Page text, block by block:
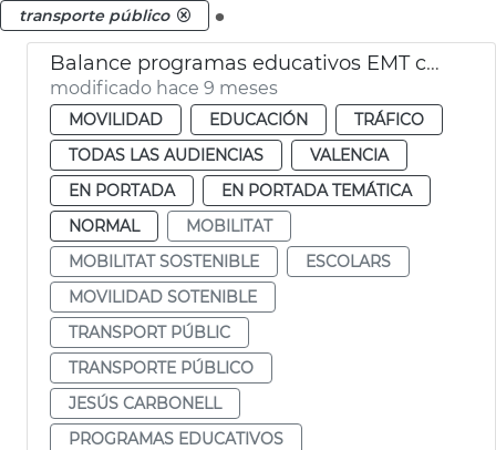
transporte público
Balance programas educativos EMT curso 2024-25
modificado hace 9 meses
MOVILIDAD EDUCACIÓN
TRÁFICO
TODAS LAS AUDIENCIAS
VALENCIA
EN PORTADA
EN PORTADA TEMÁTICA
NORMAL
MOBILITAT
MOBILITAT SOSTENIBLE
ESCOLARS
MOVILIDAD SOTENIBLE
TRANSPORT PÚBLIC
TRANSPORTE PÚBLICO
JESÚS CARBONELL
PROGRAMAS EDUCATIVOS